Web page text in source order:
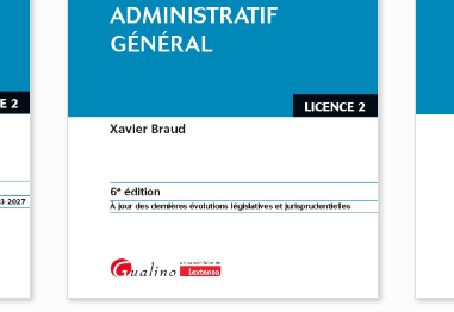
Cours de droits humains
et libertés
Lemaire